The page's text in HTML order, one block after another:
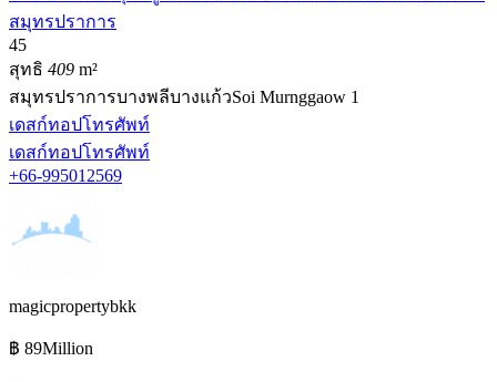
สมุทรปราการ
45
สุทธิ 409 m²
สมุทรปราการบางพลีบางแก้วSoi Murnggaow 1
เดสก์ทอปโทรศัพท์
เดสก์ทอปโทรศัพท์
+66-995012569
magicpropertybkk
฿ 89Million